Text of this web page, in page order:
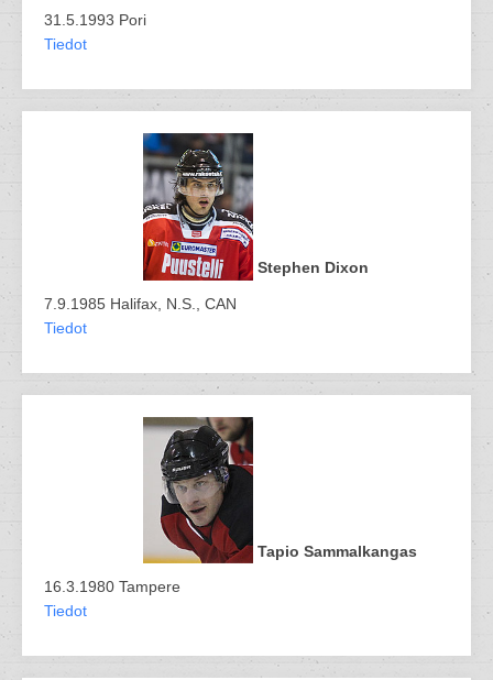
31.5.1993 Pori
Tiedot
Stephen Dixon
7.9.1985 Halifax, N.S., CAN
Tiedot
Tapio Sammalkangas
16.3.1980 Tampere
Tiedot